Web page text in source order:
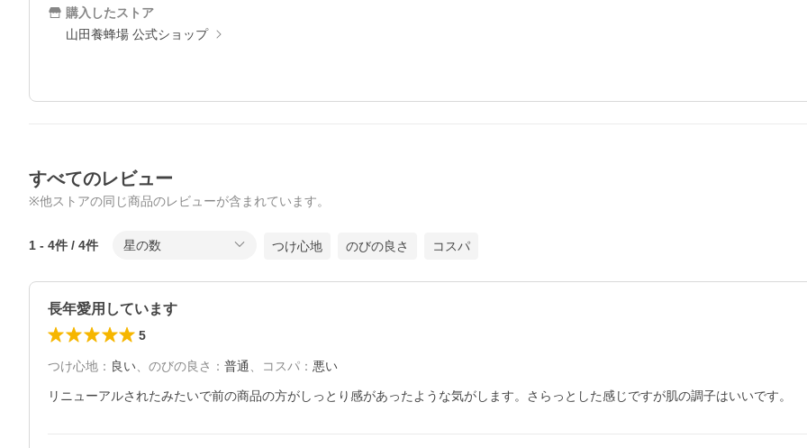
購入したストア
山田養蜂場 公式ショップ
すべてのレビュー
※他ストアの同じ商品のレビューが含まれています。
1 - 4件 / 4件 星の数 つけ心地 のびの良さ コスパ
長年愛用しています
5
つけ心地 ： 良い、 のびの良さ ： 普通 、 コスパ ： 悪い
リニューアルされたみたいで前の商品の方がしっとり感があったような気がします。さらっとした感じですが肌の調子はいいです。